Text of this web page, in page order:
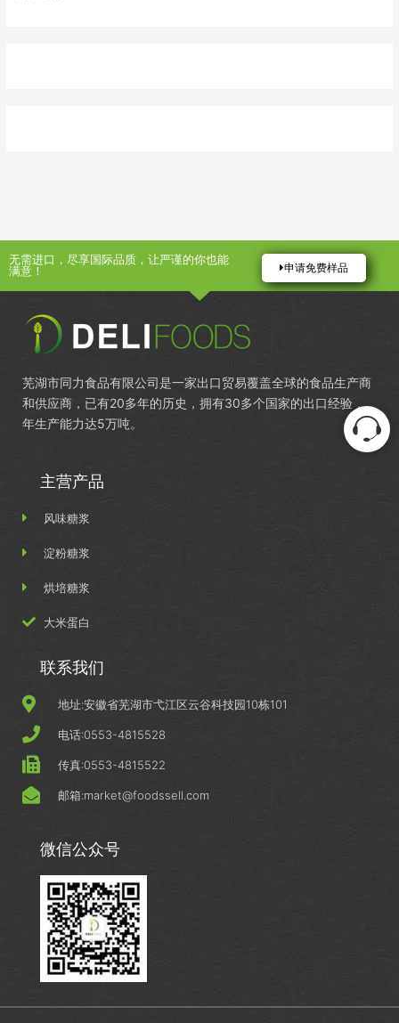
无需进口，尽享国际品质，让严谨的你也能
满意！
申请免费样品
芜湖市同力食品有限公司是一家出口贸易覆盖全球的食品生产商
和供应商，已有20多年的历史，拥有30多个国家的出口经验，
年生产能力达5万吨。
主营产品
风味糖浆
淀粉糖浆
烘培糖浆
大米蛋白
联系我们
地址:安徽省芜湖市弋江区云谷科技园10栋101
电话:0553-4815528
传真:0553-4815522
邮箱:market@foodssell.com
微信公众号